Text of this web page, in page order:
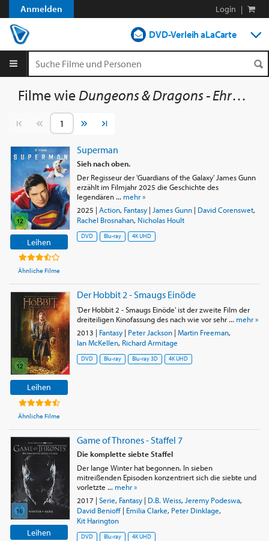
Anmelden Login |
DVD-Verleih aLaCarte
Streamen
Filme wieDungeons & Dragons - Ehre unter Dieben
Vorherige SeiteNächste Seite
Leihen
Ähnliche Filme
Superman
Sieh nach oben.
Der Regisseur der 'Guardians of the Galaxy' James Gunn
erzählt im Filmjahr 2025 die Geschichte des
legendären ... mehr »
2025 | Action, Fantasy| James Gunn| David Corenswet,
Rachel Brosnahan, Nicholas Hoult
DVD Blu-ray 4K UHD
Leihen
Ähnliche Filme
Der Hobbit 2 - Smaugs Einöde
'Der Hobbit 2 - Smaugs Einöde' ist der zweite Film der
dreiteiligen Kinofassung des nach wie vor sehr ... mehr »
2013 | Fantasy| Peter Jackson| Martin Freeman,
Ian McKellen, Richard Armitage
DVD Blu-ray Blu-ray 3D 4K UHD
Leihen
Game of Thrones - Staffel 7
Die komplette siebte Staffel
Der lange Winter hat begonnen. In sieben
mitreißenden Episoden konzentriert sich die siebte und
vorletzte ... mehr »
2017 | Serie, Fantasy| D.B. Weiss, Jeremy Podeswa,
David Benioff| Emilia Clarke, Peter Dinklage,
Kit Harington
DVD Blu-ray 4K UHD